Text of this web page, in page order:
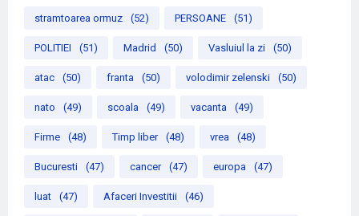
stramtoarea ormuz (52) PERSOANE (51)
POLITIEI (51) Madrid (50) Vasluiul la zi (50)
atac (50) franta (50) volodimir zelenski (50)
nato (49) scoala (49) vacanta (49)
Firme (48) Timp liber (48) vrea (48)
Bucuresti (47) cancer (47) europa (47)
luat (47) Afaceri Investitii (46)